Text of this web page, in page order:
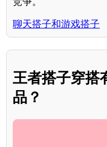
聊天搭子和游戏搭子
王者搭子穿搭
品？